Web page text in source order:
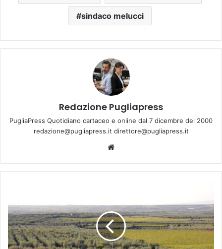
sindaco melucci
Redazione Pugliapress
PugliaPress Quotidiano cartaceo e online dal 7 dicembre del 2000
redazione@pugliapress.it direttore@pugliapress.it
te
r
i
-
G